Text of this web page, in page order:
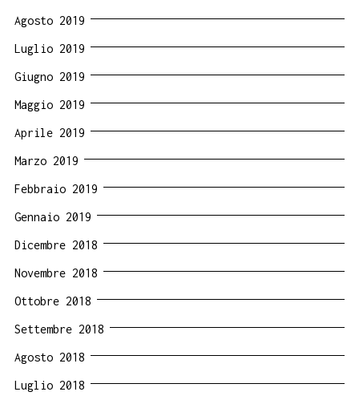
Agosto 2019
Luglio 2019
Giugno 2019
Maggio 2019
Aprile 2019
Marzo 2019
Febbraio 2019
Gennaio 2019
Dicembre 2018
Novembre 2018
Ottobre 2018
Settembre 2018
Agosto 2018
Luglio 2018